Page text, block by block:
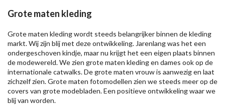
Grote maten kleding
Grote maten kleding wordt steeds belangrijker binnen de kleding
markt. Wij zijn blij met deze ontwikkeling. Jarenlang was het een
ondergeschoven kindje, maar nu krijgt het een eigen plaats binnen
de modewereld. We zien grote maten kleding en dames ook op de
internationale catwalks. De grote maten vrouw is aanwezig en laat
zichzelf zien. Grote maten fotomodellen zien we steeds meer op de
covers van grote modebladen. Een positieve ontwikkeling waar we
blij van worden.